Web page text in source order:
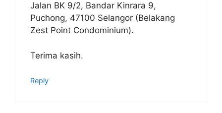
Jalan BK 9/2, Bandar Kinrara 9,
Puchong, 47100 Selangor (Belakang
Zest Point Condominium).
Terima kasih.
Reply